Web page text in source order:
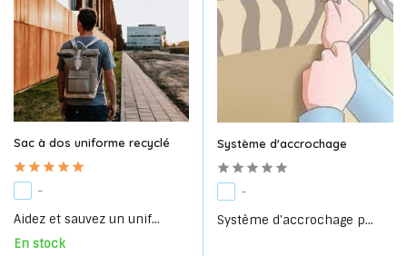
Sac à dos uniforme recyclé
-
Aidez et sauvez un unif...
En stock
Système d'accrochage
-
Système d'accrochage p...